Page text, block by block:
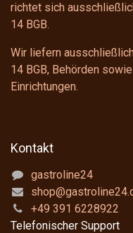
richtet sich
14 BGB.
Wir liefern
14 BGB, Behörden
Einrichtungen.
Kontakt
gastroline24
+49 391 6228922
Telefonischer Support